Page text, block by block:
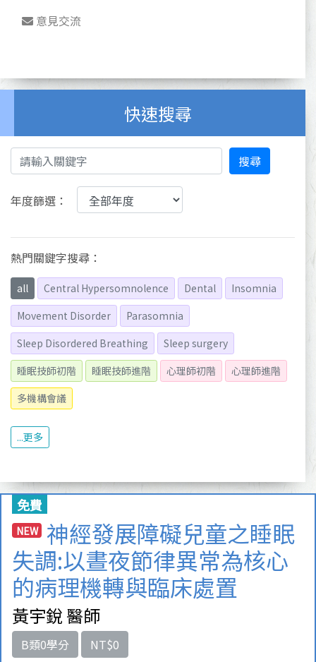
意見交流
快速搜尋
搜尋
年度篩選：
熱門關鍵字搜尋：
all Central Hypersomnolence Dental
Insomnia
Movement Disorder
Parasomnia
Sleep Disordered Breathing
Sleep surgery
睡眠技師初階
睡眠技師進階 心理師初階
心理師進階
多機構會議
...更多
免費
NEW
神經發展障礙兒童之睡眠
失調:以晝夜節律異常為核心
的病理機轉與臨床處置
黃宇銳 醫師
B類0學分 NT$0